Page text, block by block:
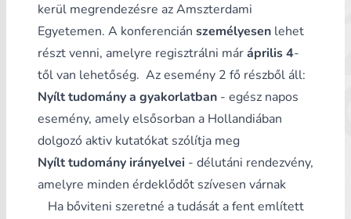
kerül megrendezésre az Amszterdami
Egyetemen. A konferencián személyesen lehet
részt venni, amelyre regisztrálni máráprilis 4-
től van lehetőség. Az esemény 2 fő részből áll:
Nyílt tudomány a gyakorlatban - egész napos
esemény, amely elsősorban a Hollandiában
dolgozó aktiv kutatókat szólítja meg
Nyílt tudomány irányelvei - délutáni rendezvény,
amelyre minden érdeklődőt szívesen várnak
Ha bőviteni szeretné a tudását a fent említett